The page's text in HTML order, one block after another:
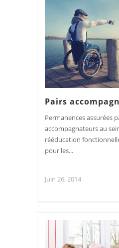
Pairs
Permanences assurées
accompagnateurs au
rééducation
pour les...
Juin 26, 2014